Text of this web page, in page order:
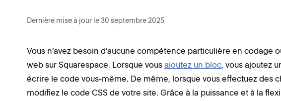
Dernière mise à jour le 30 septembre 2025
Vous n’avez besoin d’aucune compétence particulière en codage
web sur Squarespace. Lorsque vous ajoutez un bloc, vous ajoutez
écrire le code vous-même. De même, lorsque vous effectuez des
modifiez le code CSS de votre site. Grâce à la puissance et à la